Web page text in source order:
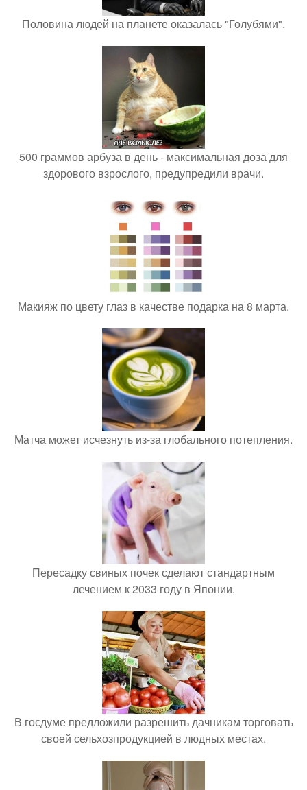
Половина людей на планете оказалась "Голубями".
500 граммов арбуза в день - максимальная доза для
здорового взрослого, предупредили врачи.
Макияж по цвету глаз в качестве подарка на 8 марта.
Матча может исчезнуть из-за глобального потепления.
Пересадку свиных почек сделают стандартным
лечением к 2033 году в Японии.
В госдуме предложили разрешить дачникам торговать
своей сельхозпродукцией в людных местах.